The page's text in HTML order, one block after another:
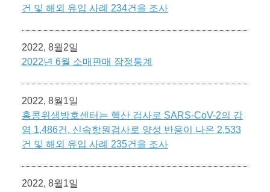
건 및 해외 유입 사례 234건을 조사
2022, 8월2일
2022년 6월 소매판매 잠정통계
2022, 8월1일
홍콩위생방호센터는 핵산 검사로 SARS-CoV-2의 감
염 1,486건, 신속항원검사로 양성 반응이 나온 2,533
건 및 해외 유입 사례 235건을 조사
2022, 8월1일